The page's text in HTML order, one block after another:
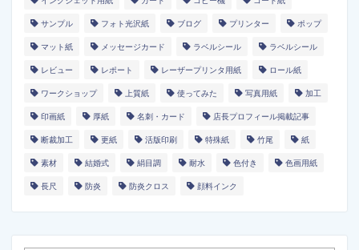
サンプル フォト光沢紙 ブログ プリンター ポップ
マット紙 メッセージカード ラベルシール ラベルシール
レビュー レポート レーザープリンタ用紙 ロール紙
ワークショップ 上質紙 使ってみた 写真用紙 加工
印画紙 厚紙 名刺・カード 店長プロフィール掲載記事
断裁加工 更紙 活版印刷 特殊紙 竹尾 紙
素材 結婚式 絹目調 耐水 色付き 色画用紙
長尺 防炎 防炎クロス 顔料インク